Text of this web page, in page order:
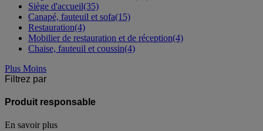
Siège d'accueil(35)
Canapé, fauteuil et sofa(15)
Restauration(4)
Mobilier de restauration et de réception(4)
Chaise, fauteuil et coussin(4)
Plus Moins
Filtrez par
Produit responsable
En savoir plus